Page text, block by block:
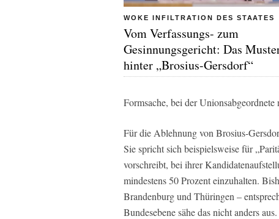
WOKE INFILTRATION DES STAATES
Vom Verfassungs- zum
Gesinnungsgericht: Das
hinter „Brosius-Gersdorf“
Formsache, bei der
Für die Ablehnung von Brosius-
Sie spricht sich beispielsweise für
vorschreibt, bei ihrer
mindestens 50 Prozent einzuhalten.
Brandenburg und Thüringen –
Bundesebene sähe das nicht anders aus.